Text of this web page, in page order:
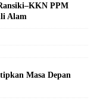
PPM
Alam
Masa Depan